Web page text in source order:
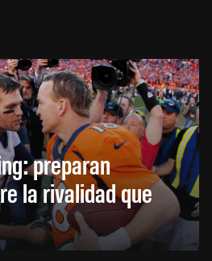
preparan
la rivalidad que